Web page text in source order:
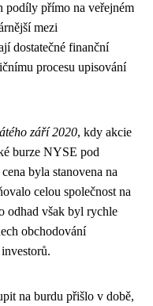
podíly přímo na veřejném
mezi
dostatečné finanční
procesu upisování
září 2020, kdy akcie
burze NYSE pod
byla stanovena na
celou společnost na
odhad však byl rychle
obchodování
na burdu přišlo v době,